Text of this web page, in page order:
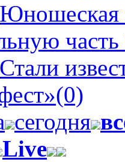
Юношеская
Стали
(0)
сегодня
Live